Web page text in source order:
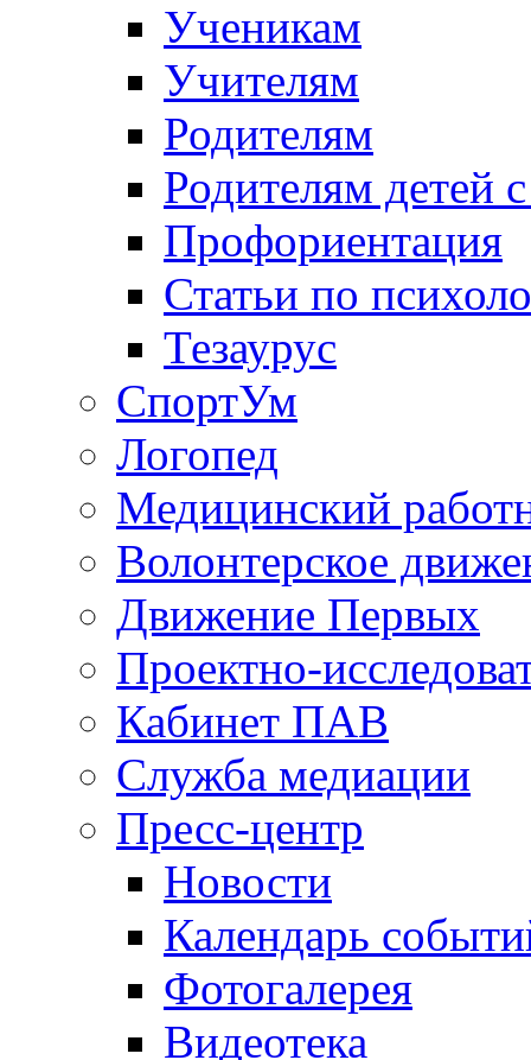
Ученикам
Учителям
Родителям
Родителям детей
Профориентация
Статьи по
Тезаурус
СпортУм
Логопед
Медицинский
Волонтерское
Движение Первых
Проектно-
Кабинет ПАВ
Служба медиации
Пресс-центр
Новости
Календарь
Фотогалерея
Видеотека